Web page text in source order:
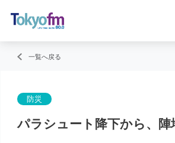
一覧へ戻る
防災
パラシュート降下から、陣